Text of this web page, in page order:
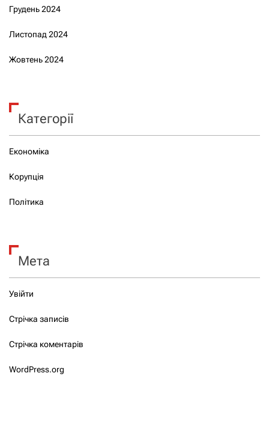
Грудень 2024
Листопад 2024
Жовтень 2024
Категорії
Економіка
Корупція
Політика
Мета
Увійти
Стрічка записів
Стрічка коментарів
WordPress.org